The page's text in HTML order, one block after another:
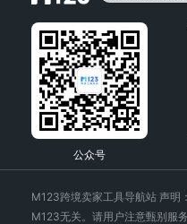
公众号
M123跨境卖家工具导航站 声明
M123无关。请用户注意甄别服